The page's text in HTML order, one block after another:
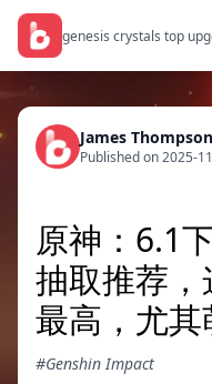
genesis crystals top up
James Thompson
Published on 2025-
原神：6.1
抽取推荐
最高，尤其
#Genshin Impact